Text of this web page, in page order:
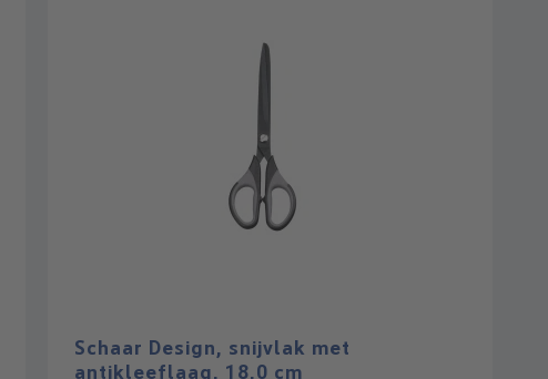
Schaar Design, snijvlak met
antikleeflaag, 18,0 cm